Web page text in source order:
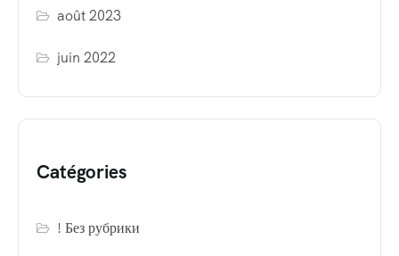
août 2023
juin 2022
Catégories
! Без рубрики